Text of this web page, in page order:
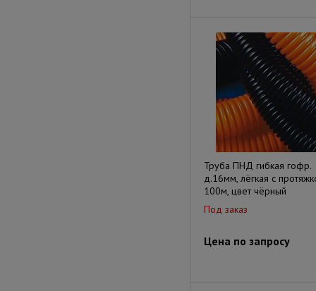
Труба ПНД гибкая гофр.
д.16мм, лёгкая с
100м, цвет чёрный
Под заказ
Цена по запросу